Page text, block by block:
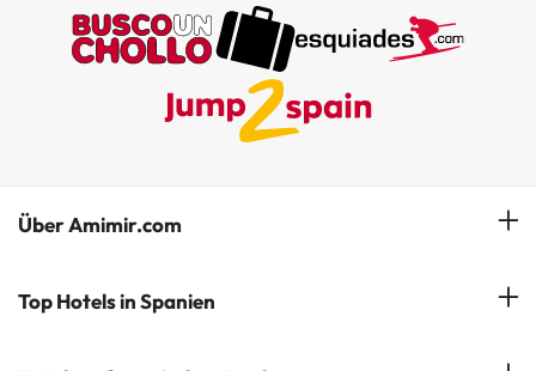
Über Amimir.com
Unser Team
Top Hotels in Spanien
Hotels in Salou